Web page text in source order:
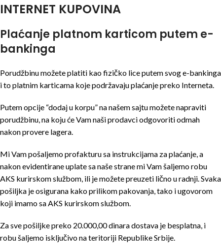
INTERNET KUPOVINA
Plaćanje platnom karticom putem e-
bankinga
Porudžbinu možete platiti kao fizičko lice putem svog e-bankinga
i to platnim karticama koje podržavaju plaćanje preko Interneta.
Putem opcije “dodaj u korpu” na našem sajtu možete napraviti
porudžbinu, na koju će Vam naši prodavci odgovoriti odmah
nakon provere lagera.
Mi Vam pošaljemo profakturu sa instrukcijama za plaćanje, a
nakon evidentirane uplate sa naše strane mi Vam šaljemo robu
AKS kurirskom službom, ili je možete preuzeti lično u radnji. Svaka
pošiljka je osigurana kako prilikom pakovanja, tako i ugovorom
koji imamo sa AKS kurirskom službom.
Za sve pošiljke preko 20.000,00 dinara dostava je besplatna, i
robu šaljemo isključivo na teritoriji Republike Srbije.